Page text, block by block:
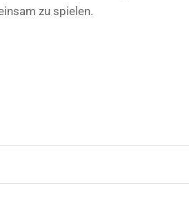
zu spielen.